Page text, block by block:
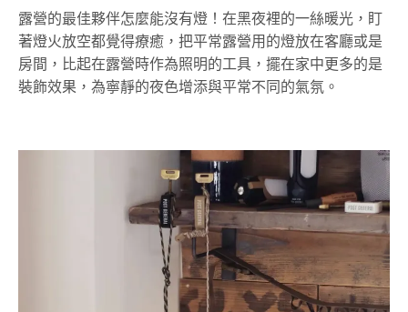
露營的最佳夥伴怎麼能沒有燈！在黑夜裡的一絲暖光，盯
著燈火放空都覺得療癒，把平常露營用的燈放在客廳或是
房間，比起在露營時作為照明的工具，擺在家中更多的是
裝飾效果，為寧靜的夜色增添與平常不同的氣氛。